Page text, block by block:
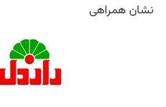
نشان همراهی